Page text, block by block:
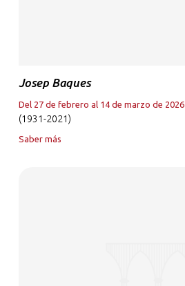
Josep Baques
Del 27 de febrero al 14 de marzo de 2026
(1931-2021)
Saber más